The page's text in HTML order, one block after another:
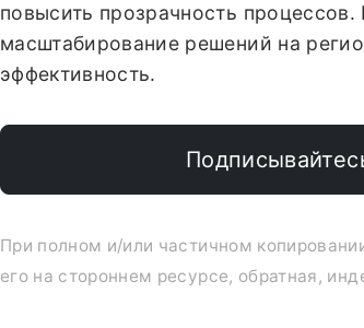
повысить прозрачность
масштабирование решений на
эффективность.
При полном и/или частичном
его на стороннем ресурсе, обратная,